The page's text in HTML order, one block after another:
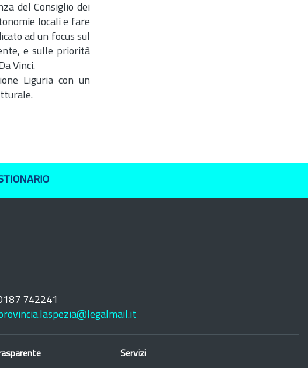
del Consiglio dei
locali e fare
ad un focus sul
e sulle priorità
Vinci.
Liguria con un
742241
Servizi